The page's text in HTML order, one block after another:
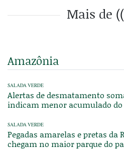
Mais de
Amazônia
SALADA VERDE
Alertas de desmatamento
indicam menor acumulado
SALADA VERDE
Pegadas amarelas e pretas da
chegam no maior parque do